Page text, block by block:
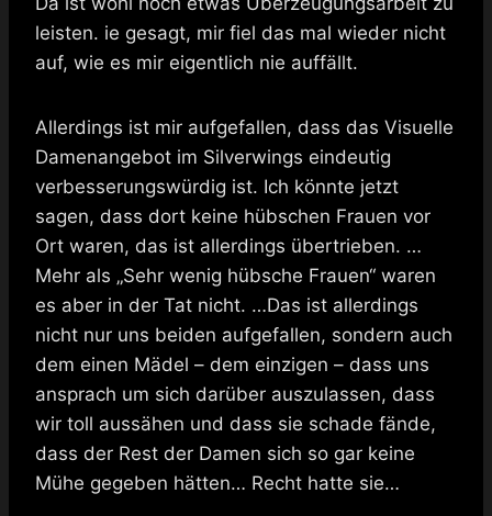
leisten. ie gesagt, mir fiel das mal wieder nicht
auf, wie es mir eigentlich nie auffällt.
Allerdings ist mir aufgefallen, dass das Visuelle
Damenangebot im Silverwings eindeutig
verbesserungswürdig ist. Ich könnte jetzt
sagen, dass dort keine hübschen Frauen vor
Ort waren, das ist allerdings übertrieben. …
Mehr als „Sehr wenig hübsche Frauen“ waren
es aber in der Tat nicht. …Das ist allerdings
nicht nur uns beiden aufgefallen, sondern auch
dem einen Mädel – dem einzigen – dass uns
ansprach um sich darüber auszulassen, dass
wir toll aussähen und dass sie schade fände,
dass der Rest der Damen sich so gar keine
Mühe gegeben hätten… Recht hatte sie…